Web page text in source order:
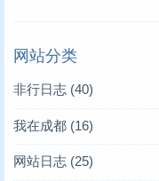
网站分类
非行日志 (40)
我在成都 (16)
网站日志 (25)